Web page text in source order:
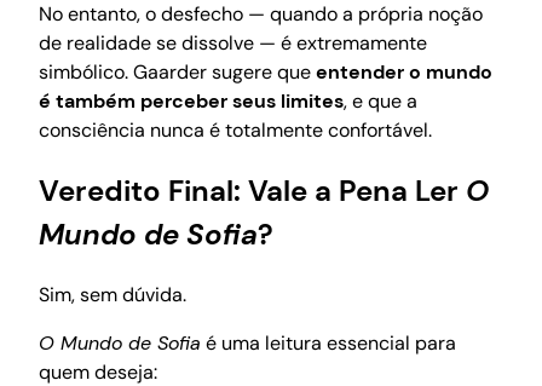
No entanto, o desfecho — quando a própria noção
de realidade se dissolve — é extremamente
simbólico. Gaarder sugere queentender o mundo
é também perceber seus limites, e que a
consciência nunca é totalmente confortável.
Veredito Final: Vale a Pena Ler O
Mundo de Sofia?
Sim, sem dúvida.
O Mundo de Sofia é uma leitura essencial para
quem deseja: